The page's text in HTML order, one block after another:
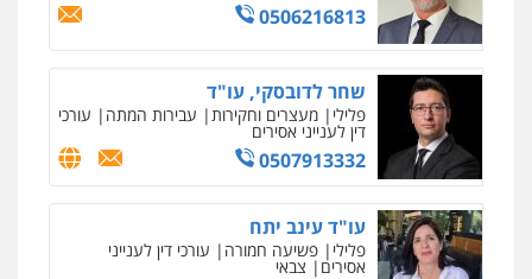
0506216813
שחר לדובסקי, עו"ד
פלילי מעצרים וחקירות עבירות המתה עורכי
דין לענייני אסירים
0507913332
עו"ד עינב יתח
פלילי פשיעה חמורה עורכי דין לענייני
אסירים צבאי